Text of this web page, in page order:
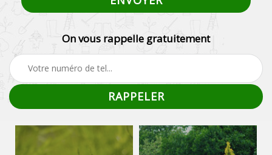
On vous rappelle gratuitement